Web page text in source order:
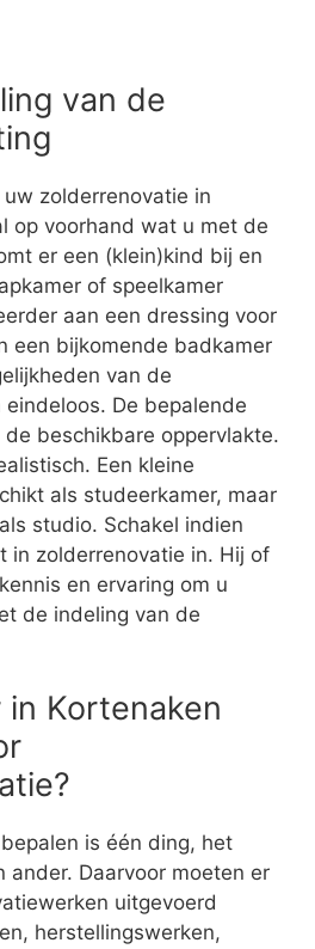
van de
zolderrenovatie in
op voorhand wat u met de
er een (klein)kind bij en
of speelkamer
aan een dressing voor
een bijkomende badkamer
van de
De bepalende
beschikbare oppervlakte.
Een kleine
als studeerkamer, maar
studio. Schakel indien
in zolderrenovatie in. Hij of
en ervaring om u
de indeling van de
Kortenaken
is één ding, het
ander. Daarvoor moeten er
uitgevoerd
herstellingswerken,